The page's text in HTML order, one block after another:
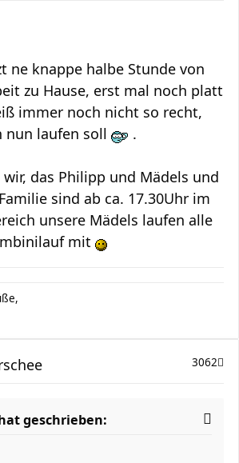
ne knappe halbe Stunde von
zu Hause, erst mal noch platt
immer noch nicht so recht,
nun laufen soll
.
wir, das Philipp und Mädels und
sind ab ca. 17.30Uhr im
unsere Mädels laufen alle
mit
3062
geschrieben: